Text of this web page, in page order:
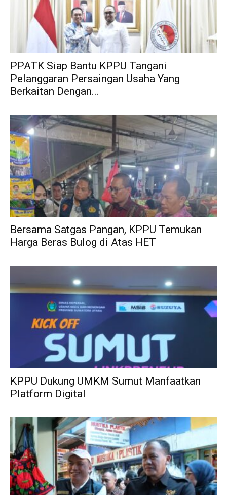
PPATK Siap Bantu KPPU Tangani
Pelanggaran Persaingan Usaha Yang
Berkaitan Dengan...
Bersama Satgas Pangan, KPPU Temukan
Harga Beras Bulog di Atas HET
KPPU Dukung UMKM Sumut Manfaatkan
Platform Digital